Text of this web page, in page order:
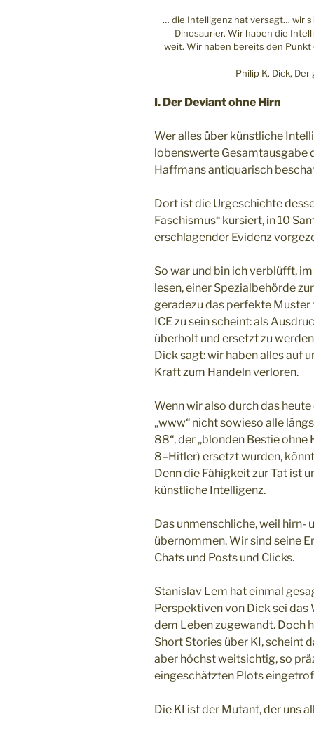
… die Intelligenz hat versagt… wir
Dinosaurier. Wir haben die
weit. Wir haben bereits den Punkt
Philip K. Dick,
I. Der Deviant ohne Hirn
Wer alles über künstliche
lobenswerte Gesamtausgabe
Haffmans antiquarisch
Dort ist die Urgeschichte
Faschismus“ kursiert, in 10
erschlagender Evidenz
So war und bin ich verblüfft, im
lesen, einer Spezialbehörde
geradezu das perfekte
ICE zu sein scheint: als
überholt und ersetzt zu
Dick sagt: wir haben alles auf
Kraft zum Handeln verloren.
Wenn wir also durch das
„www“ nicht sowieso alle
88“, der „blonden Bestie
8=Hitler) ersetzt wurden,
Denn die Fähigkeit zur Tat ist
künstliche Intelligenz.
Das unmenschliche, weil hirn-
übernommen. Wir sind seine
Chats und Posts und Clicks.
Stanislav Lem hat einmal
Perspektiven von Dick sei
dem Leben zugewandt. Doch
Short Stories über KI, scheint
aber höchst weitsichtig, so
eingeschätzten Plots
Die KI ist der Mutant, der uns